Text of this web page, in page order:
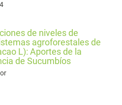
de niveles de
agroforestales de
L): Aportes de la
de Sucumbíos